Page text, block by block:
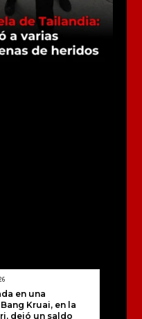
en una
Kruai, en la
dejó un saldo